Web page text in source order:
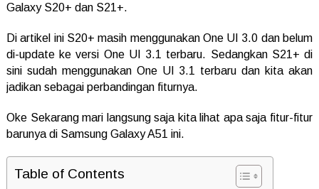
Galaxy S20+ dan S21+.
Di artikel ini S20+ masih menggunakan One UI 3.0 dan belum
di-update ke versi One UI 3.1 terbaru. Sedangkan S21+ di
sini sudah menggunakan One UI 3.1 terbaru dan kita akan
jadikan sebagai perbandingan fiturnya.
Oke Sekarang mari langsung saja kita lihat apa saja fitur-fitur
barunya di Samsung Galaxy A51 ini.
Table of Contents